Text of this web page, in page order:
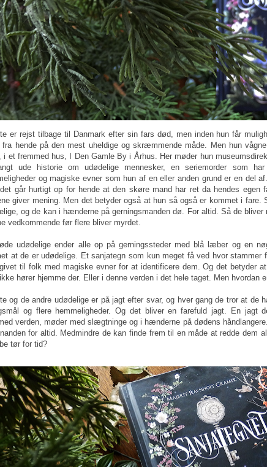
er rejst tilbage til Danmark efter sin fars død, men inden hun får
fra hende på den mest uheldige og skræmmende måde. Men hun
i et fremmed hus, I Den Gamle By i Århus. Her møder hun
ude historie om udødelige mennesker, en seriemorder som
og magiske evner som hun af en eller anden grund er en del
går hurtigt op for hende at den skøre mand har ret da hendes egen
giver mening. Men det betyder også at hun så også er kommet i fare.
og de kan i hænderne på gerningsmanden dø. For altid. Så de
vedkommende før flere bliver myrdet.
udødelige ender alle op på gerningssteder med blå læber og en
at de er udødelige. Et sanjategn som kun meget få ved hvor stammer
til folk med magiske evner for at identificere dem. Og det betyder
hører hjemme der. Eller i denne verden i det hele taget. Men hvordan
og de andre udødelige er på jagt efter svar, og hver gang de tror at de
og flere hemmeligheder. Og det bliver en farefuld jagt. En jagt
verden, møder med slægtninge og i hænderne på dødens
for altid. Medmindre de kan finde frem til en måde at redde dem
tør for tid?